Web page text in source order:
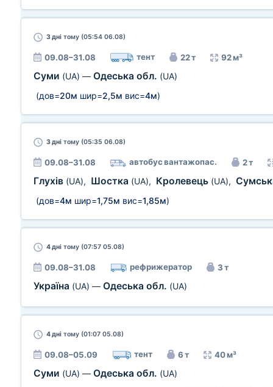
3 дні тому (05:54 06.08)
09.08–31.08 тент 22 т 92 м³
Суми (UA) — Одеська обл. (UA)
(дов=20м шир=2,5м вис=4м)
3 дні тому (05:35 06.08)
09.08–31.08 автобус вантажопас. 2 т
Глухів (UA), Шостка (UA), Кролевець (UA),
(дов=4м шир=1,75м вис=1,85м)
4 дні тому (07:57 05.08)
09.08–31.08 рефрижератор 3 т
Україна (UA) — Одеська обл. (UA)
4 дні тому (01:07 05.08)
09.08–05.09 тент 6 т 40 м³
Суми (UA) — Одеська обл. (UA)